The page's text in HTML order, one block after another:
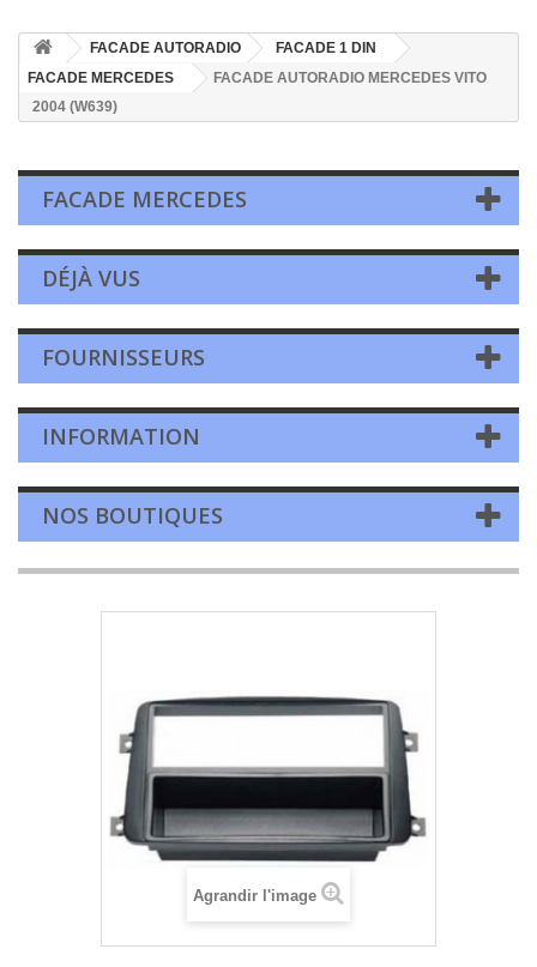
FACADE AUTORADIO
FACADE 1 DIN
FACADE MERCEDES
FACADE AUTORADIO MERCEDES VITO
2004 (W639)
FACADE MERCEDES
DÉJÀ VUS
FOURNISSEURS
INFORMATION
NOS BOUTIQUES
Agrandir l'image